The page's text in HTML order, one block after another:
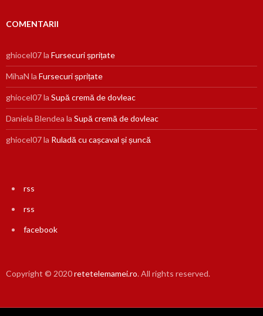
COMENTARII
ghiocel07la Fursecuri șprițate
MihaN la Fursecuri șprițate
ghiocel07la Supă cremă de dovleac
Daniela Blendea la Supă cremă de dovleac
ghiocel07la Ruladă cu cașcaval și șuncă
rss
rss
facebook
Copyright © 2020retetelemamei.ro. All rights reserved.